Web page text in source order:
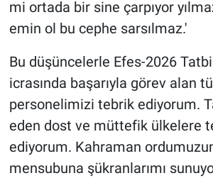
mi ortada bir sine çarpıyor
emin ol bu cephe sarsılmaz.'
Bu düşüncelerle Efes-2026
icrasında başarıyla görev alan
personelimizi tebrik ediyorum.
eden dost ve müttefik ülkelere
ediyorum. Kahraman
mensubuna şükranlarımı